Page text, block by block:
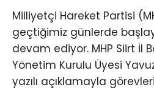
Milliyetçi Hareket Partisi
geçtiğimiz günlerde
devam ediyor. MHP Siirt İl
Yönetim Kurulu Üyesi
yazılı açıklamayla